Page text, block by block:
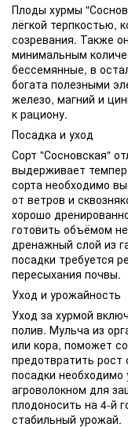
Плоды хурмы
лёгкой терпкостью,
созревания. Также
минимальным
бессемянные, в
богата полезными
железо, магний и
к рациону.
Посадка и уход
Сорт "Сосновская"
выдерживает
сорта необходимо
от ветров и
хорошо
готовить объёмом
дренажный слой из
посадки требуется
пересыхания почвы.
Уход и урожайность
Уход за хурмой
полив. Мульча из
или кора, поможет
предотвратить рост
посадки
агроволокном для
плодоносить на 4-й
стабильный урожай.